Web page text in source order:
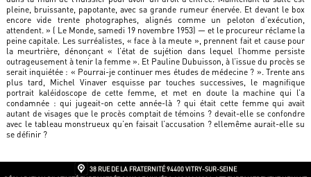
pleine, bruissante, papotante, avec sa grande rumeur énervée. Et devant le box
encore vide trente photographes, alignés comme un peloton d’exécution,
attendent. » ( Le Monde, samedi 19 novembre 1953) — et le procureur réclame la
peine capitale. Les surréalistes, « face à la meute », prennent fait et cause pour
la meurtrière, dénonçant « l’état de sujétion dans lequel l’homme persiste
outrageusement à tenir la femme ». Et Pauline Dubuisson, à l’issue du procès se
serait inquiétée : « Pourrai-je continuer mes études de médecine ? ». Trente ans
plus tard, Michel Vinaver esquisse par touches successives, le magnifique
portrait kaléidoscope de cette femme, et met en doute la machine qui l’a
condamnée : qui jugeait-on cette année-là ? qui était cette femme qui avait
autant de visages que le procès comptait de témoins ? devait-elle se confondre
avec le tableau monstrueux qu’en faisait l’accusation ? ellemême aurait-elle su
se définir ?
38 RUE DE LA FRATERNITÉ94400 VITRY-SUR-SEINE